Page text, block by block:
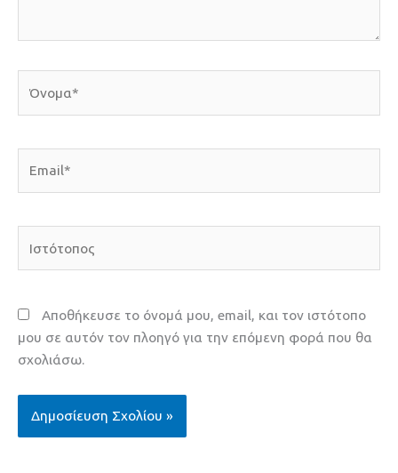
Αποθήκευσε το όνομά μου, email, και τον ιστότοπο
μου σε αυτόν τον πλοηγό για την επόμενη φορά που θα
σχολιάσω.